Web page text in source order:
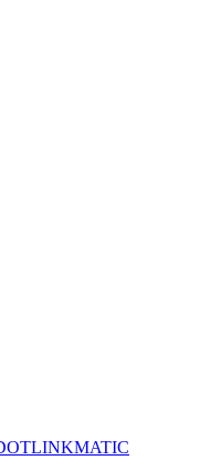
LINKMATIC